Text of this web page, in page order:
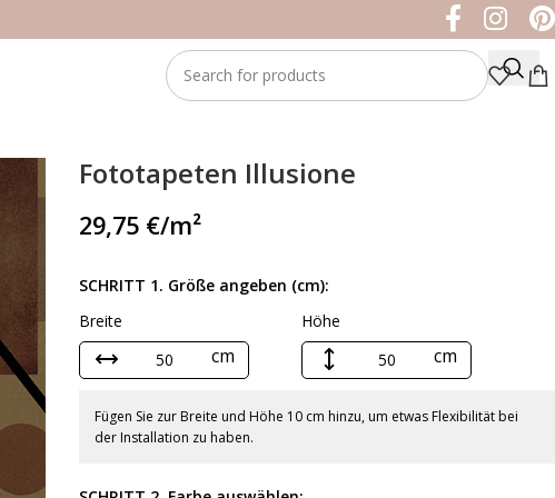
Fototapeten Illusione
29,75 €/m²
SCHRITT 1. Größe angeben (cm):
Breite
cm
Höhe
cm
Fügen Sie zur Breite und Höhe 10 cm hinzu, um etwas Flexibilität bei
der Installation zu haben.